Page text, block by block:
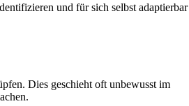
und für sich selbst adaptierbar
Dies geschieht oft unbewusst im